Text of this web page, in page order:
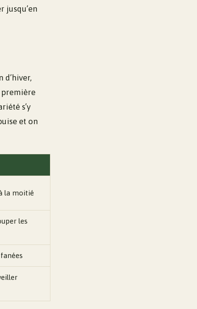
jusqu’en
d’hiver,
première
s’y
et on
la moitié
les